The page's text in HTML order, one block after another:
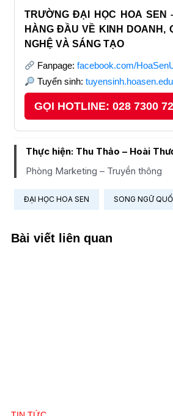
TRƯỜNG ĐẠI HỌC HOA SEN
HÀNG ĐẦU VỀ KINH DOANH,
NGHỆ VÀ SÁNG TẠO
Fanpage: facebook.com/
Tuyển sinh:
GỌI HOTLINE: 028 7300
Thực hiện: Thu Thảo – Hoài
Phòng Marketing – Truyền thông
ĐẠI HỌC HOA SEN SONG NGỮ
Bài viết liên quan